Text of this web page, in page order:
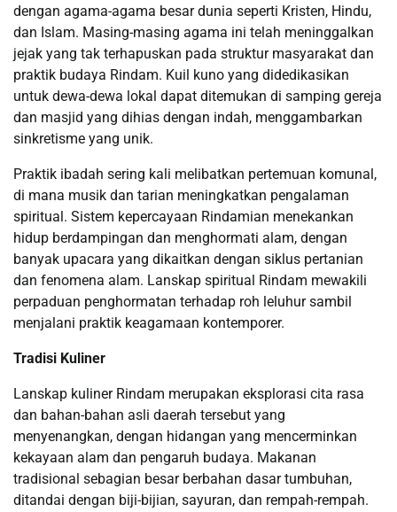
dengan agama-agama besar dunia seperti Kristen, Hindu,
dan Islam. Masing-masing agama ini telah meninggalkan
jejak yang tak terhapuskan pada struktur masyarakat dan
praktik budaya Rindam. Kuil kuno yang didedikasikan
untuk dewa-dewa lokal dapat ditemukan di samping gereja
dan masjid yang dihias dengan indah, menggambarkan
sinkretisme yang unik.
Praktik ibadah sering kali melibatkan pertemuan komunal,
di mana musik dan tarian meningkatkan pengalaman
spiritual. Sistem kepercayaan Rindamian menekankan
hidup berdampingan dan menghormati alam, dengan
banyak upacara yang dikaitkan dengan siklus pertanian
dan fenomena alam. Lanskap spiritual Rindam mewakili
perpaduan penghormatan terhadap roh leluhur sambil
menjalani praktik keagamaan kontemporer.
Tradisi Kuliner
Lanskap kuliner Rindam merupakan eksplorasi cita rasa
dan bahan-bahan asli daerah tersebut yang
menyenangkan, dengan hidangan yang mencerminkan
kekayaan alam dan pengaruh budaya. Makanan
tradisional sebagian besar berbahan dasar tumbuhan,
ditandai dengan biji-bijian, sayuran, dan rempah-rempah.